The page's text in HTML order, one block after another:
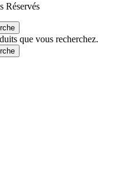
Réservés
que vous recherchez.